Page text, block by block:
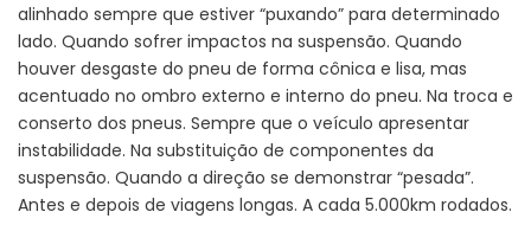
alinhado sempre que estiver “puxando” para determinado
lado. Quando sofrer impactos na suspensão. Quando
houver desgaste do pneu de forma cônica e lisa, mas
acentuado no ombro externo e interno do pneu. Na troca e
conserto dos pneus. Sempre que o veículo apresentar
instabilidade. Na substituição de componentes da
suspensão. Quando a direção se demonstrar “pesada”.
Antes e depois de viagens longas. A cada 5.000km rodados.